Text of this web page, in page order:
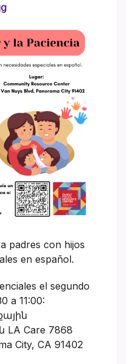
padres con hijos
en español.
el segundo
a 11:00:
LA Care 7868
City, CA 91402